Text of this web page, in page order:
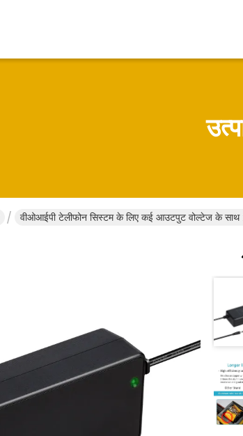
वीओआईपी टेलीफोन सिस्टम के लिए कई आउटपुट वोल्टेज के साथ